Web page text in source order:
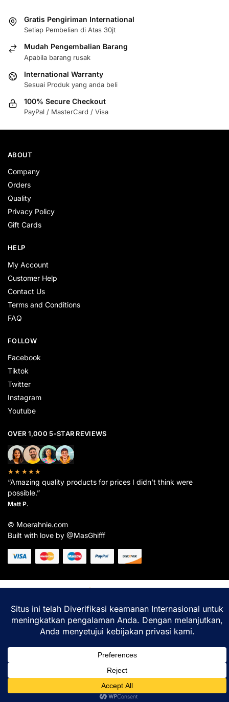
Gratis Pengiriman International
Setiap Pembelian di Atas 30jt
Mudah Pengembalian Barang
Apabila barang rusak
International Warranty
Sesuai Produk yang anda beli
100% Secure Checkout
PayPal / MasterCard / Visa
ABOUT
Company
Orders
Quality
Privacy Policy
Gift Cards
HELP
My Account
Customer Help
Contact Us
Terms and Conditions
FAQ
FOLLOW
Facebook
Tiktok
Twitter
Instagram
Youtube
OVER 1,000 5-STAR REVIEWS
★★★★★
“Amazing quality products for prices I didn’t think were
possible.”
Matt P.
© Moerahnie.com
Built with love by @MasGhifff
Lacak
Moerahnie.com
pengalaman belanja terbaik Anda.